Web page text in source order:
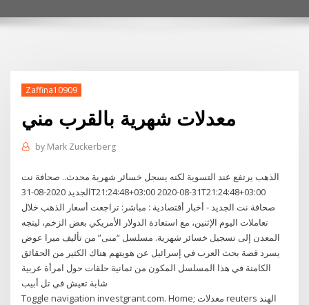
Zaffina10909
معدلات شهرية بالقرب مني
by Mark Zuckerberg
الذهب يرتفع عند التسوية لكنه يسجل خسائر شهرية محدث.. صحافة نت
الجديد 2020-08-31T21:24:48+03:00 2020-08-31T21:24:48+03:00
صحافة نت الجديد - أخبار أقتصادية : مباشر: تراجعت أسعار الذهب خلال
تعاملات اليوم الإثنين، مع استعادة الدولار الأمريكي بعض الزخم، ليتجه
المعدن إلى تسجيل خسائر شهرية. مسلسل “منى” من تأليف ميرا عوض
يسرد قصة بحث العرب في إسرائيل عن هويتهم هناك الكثير من الحقائق
الكامنة في هذا المسلسل المكون من ثمانية حلقات حول امرأة عربية
شابة تعيش في تل أبيب
Toggle navigation investgrant.com. Home; معدلات reuters الهند